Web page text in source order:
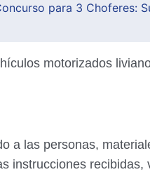
para 3 Choferes:
motorizados
a las personas,
instrucciones recibidas,